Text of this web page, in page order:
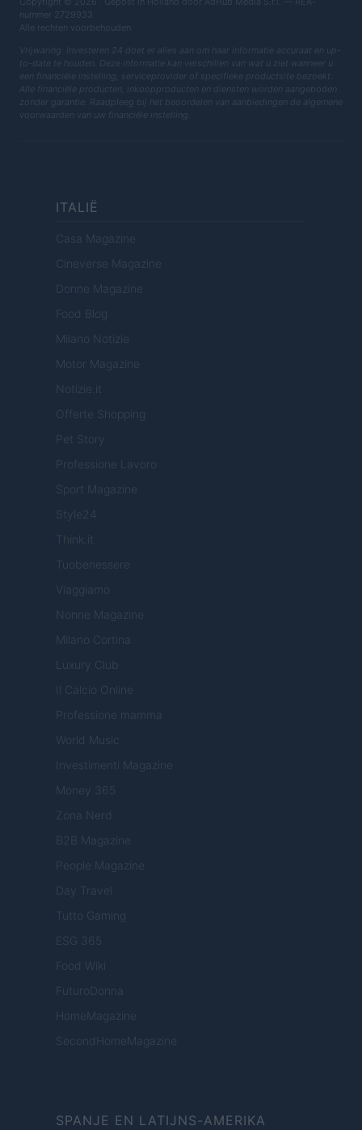
nummer 2729933
Alle rechten voorbehouden
Vrijwaring: Investeren 24 doet er alles aan om haar informatie accuraat en up-
to-date te houden. Deze informatie kan verschillen van wat u ziet wanneer u
een financiële instelling, serviceprovider of specifieke productsite bezoekt.
Alle financiële producten, inkoopproducten en diensten worden aangeboden
zonder garantie. Raadpleeg bij het beoordelen van aanbiedingen de algemene
voorwaarden van uw financiële instelling.
ITALIË
Casa Magazine
Cineverse Magazine
Donne Magazine
Food Blog
Milano Notizie
Motor Magazine
Notizie.it
Offerte Shopping
Pet Story
Professione Lavoro
Sport Magazine
Style24
Think.it
Tuobenessere
Viaggiamo
Nonne Magazine
Milano Cortina
Luxury Club
Il Calcio Online
Professione mamma
World Music
Investimenti Magazine
Money 365
Zona Nerd
B2B Magazine
People Magazine
Day Travel
Tutto Gaming
ESG 365
Food Wiki
FuturoDonna
HomeMagazine
SecondHomeMagazine
SPANJE EN LATIJNS-AMERIKA